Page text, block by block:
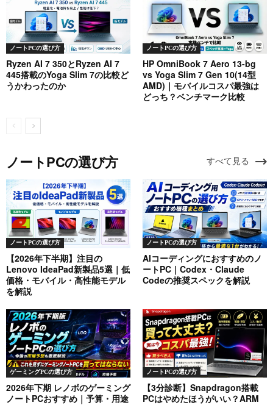
ノートPCの選び方
Ryzen AI 7 350とRyzen AI 7
445搭載のYoga Slim 7の比較ど
うかわったのか
ノートPCの選び方
HP OmniBook 7 Aero 13-bg
vs Yoga Slim 7 Gen 10(14型
AMD)｜モバイルコスパ最強は
どっち？ベンチマーク比較
ノートPCの選び方 すべて見る
ノートPCの選び方
【2026年下半期】注目の
Lenovo IdeaPad新製品5選｜低
価格・モバイル・高性能モデル
を解説
ノートPCの選び方
AIコーディングにおすすめのノ
ートPC｜Codex・Claude
Codeの推奨スペックを解説
ゲーミングPCの選び方
2026年下期 レノボのゲーミング
ノートPCおすすめ｜予算・用途
ノートPCの選び方
【3分診断】Snapdragon搭載
PCはやめたほうがいい？ARM